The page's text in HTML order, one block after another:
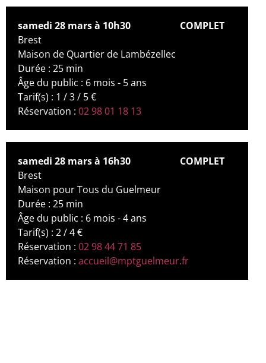
samedi 28 mars à 10h30
COMPLET
Brest
Maison de Quartier de Lambézellec
Durée : 25 min
Âge du public : 6 mois - 5 ans
Tarif(s) : 1 / 3 / 5 €
Réservation : 02 98 01 18 13
samedi 28 mars à 16h30
COMPLET
Brest
Maison pour Tous du Guelmeur
Durée : 25 min
Âge du public : 6 mois - 4 ans
Tarif(s) : 2 / 4 €
Réservation : 02 98 44 71 85
Réservation : accueil@mptguelmeur.fr